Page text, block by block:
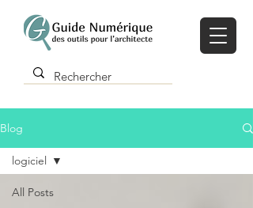
Blog
All Posts
logiciel